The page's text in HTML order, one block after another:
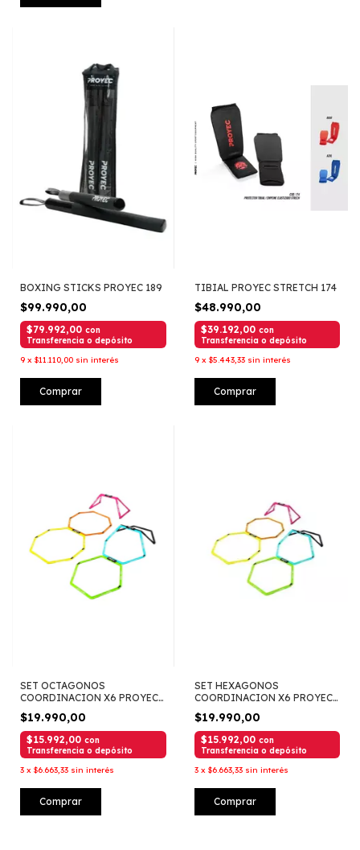
BOXING STICKS PROYEC 189
$99.990,00
$79.992,00 con
Transferencia o depósito
9 x $11.110,00 sin interés
Comprar
TIBIAL PROYEC STRETCH 174
$48.990,00
$39.192,00 con
Transferencia o depósito
9 x $5.443,33 sin interés
Comprar
SET OCTAGONOS
COORDINACION X6 PROYEC
$19.990,00
$15.992,00 con
Transferencia o depósito
3 x $6.663,33 sin interés
Comprar
SET HEXAGONOS
COORDINACION X6 PROYEC
$19.990,00
$15.992,00 con
Transferencia o depósito
3 x $6.663,33 sin interés
Comprar